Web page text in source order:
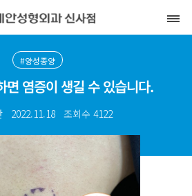
#양성종양
면 염증이 생길 수 있습니다.
2022.11.18 조회수 4122